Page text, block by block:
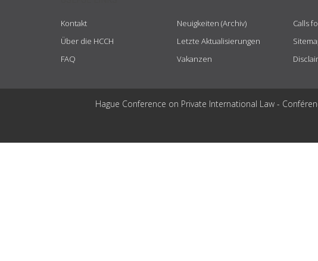
Kontakt
Über die HCCH
FAQ
Neuigkeiten (Archiv)
Letzte Aktualisierungen
Vakanzen
Calls
Hague Conference on Private International Law -